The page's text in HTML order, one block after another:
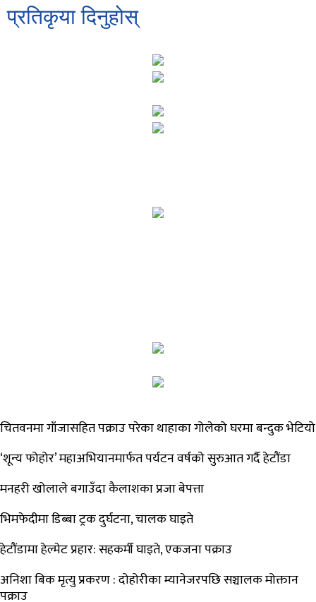
प्रतिकृया दिनुहोस्
चितवनमा गाँजासहित पक्राउ परेका थाहाका गोलेको घरमा बन्दुक भेटियो
‘शून्य फोहोर’ महाअभियानमार्फत पर्यटन वर्षको सुरुआत गर्दै हेटौंडा
मनहरी खोलाले बगाउँदा कैलाशका प्रजा बेपत्ता
भिमफेदीमा डिब्बा ट्रक दुर्घटना, चालक घाइते
हेटौंडामा हेल्मेट प्रहार: सहकर्मी घाइते, एकजना पक्राउ
अनिशा बिक मृत्यु प्रकरण : दोहोरीका म्यानेजरपछि सञ्चालक मोक्तान
पक्राउ